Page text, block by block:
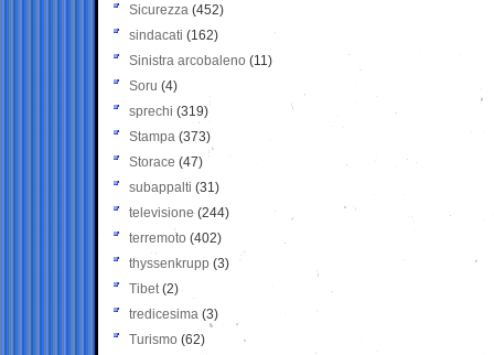
Sicurezza (452)
sindacati (162)
Sinistra arcobaleno (11)
Soru (4)
sprechi (319)
Stampa (373)
Storace (47)
subappalti (31)
televisione(244)
terremoto (402)
thyssenkrupp (3)
Tibet(2)
tredicesima (3)
Turismo (62)